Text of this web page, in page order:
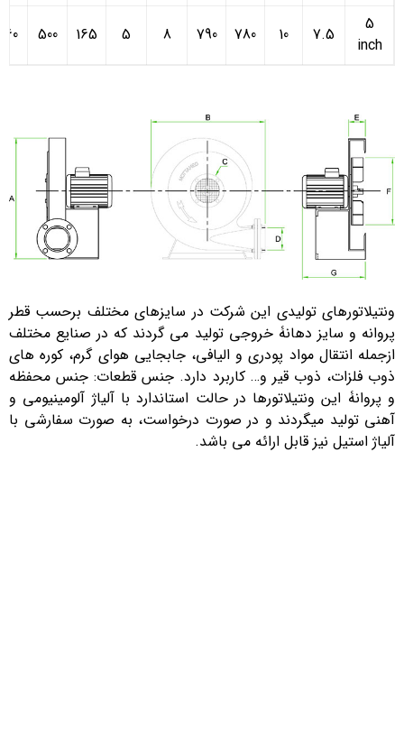
5
inch
7.5
10
780
790
8
5
165
500
ونتیلاتورهای تولیدی این شرکت در سایزهای مختلف برحسب قطر
پروانه و سایز دهانۀ خروجی تولید می گردند که در صنایع مختلف
ازجمله انتقال مواد پودری و الیافی، جابجایی هوای گرم، کوره های
ذوب فلزات، ذوب قیر و… کاربرد دارد. جنس قطعات: جنس محفظه
و پروانۀ این ونتیلاتورها در حالت استاندارد با آلیاژ آلومینیومی و
آهنی تولید میگردند و در صورت درخواست، به صورت سفارشی با
آلیاژ استیل نیز قابل ارائه می باشد.